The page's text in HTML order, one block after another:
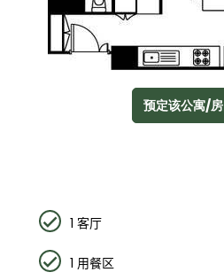
预定该公寓/
1 客厅
1 用餐区